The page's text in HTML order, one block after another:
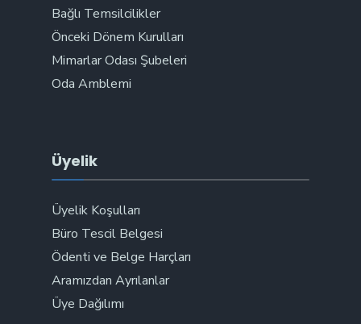
Bağlı Temsilcilikler
Önceki Dönem Kurulları
Mimarlar Odası Şubeleri
Oda Amblemi
Üyelik
Üyelik Koşulları
Büro Tescil Belgesi
Ödenti ve Belge Harçları
Aramızdan Ayrılanlar
Üye Dağılımı